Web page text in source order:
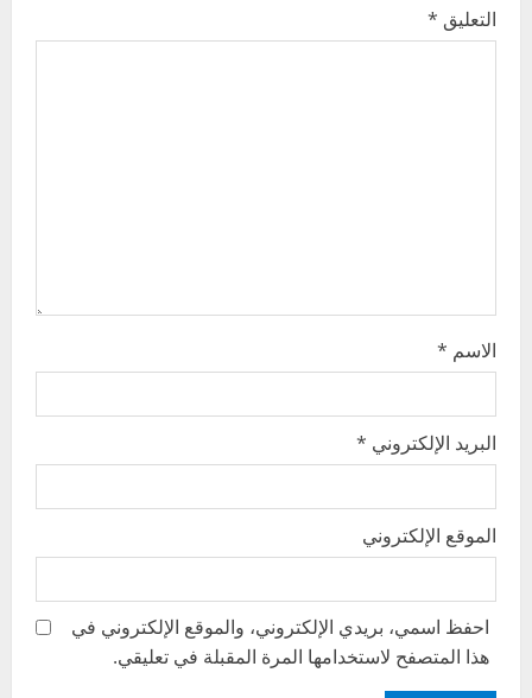
g
التعليق *
الاسم *
البريد الإلكتروني *
الموقع الإلكتروني
احفظ اسمي، بريدي الإلكتروني، والموقع الإلكتروني في
هذا المتصفح لاستخدامها المرة المقبلة في تعليقي.